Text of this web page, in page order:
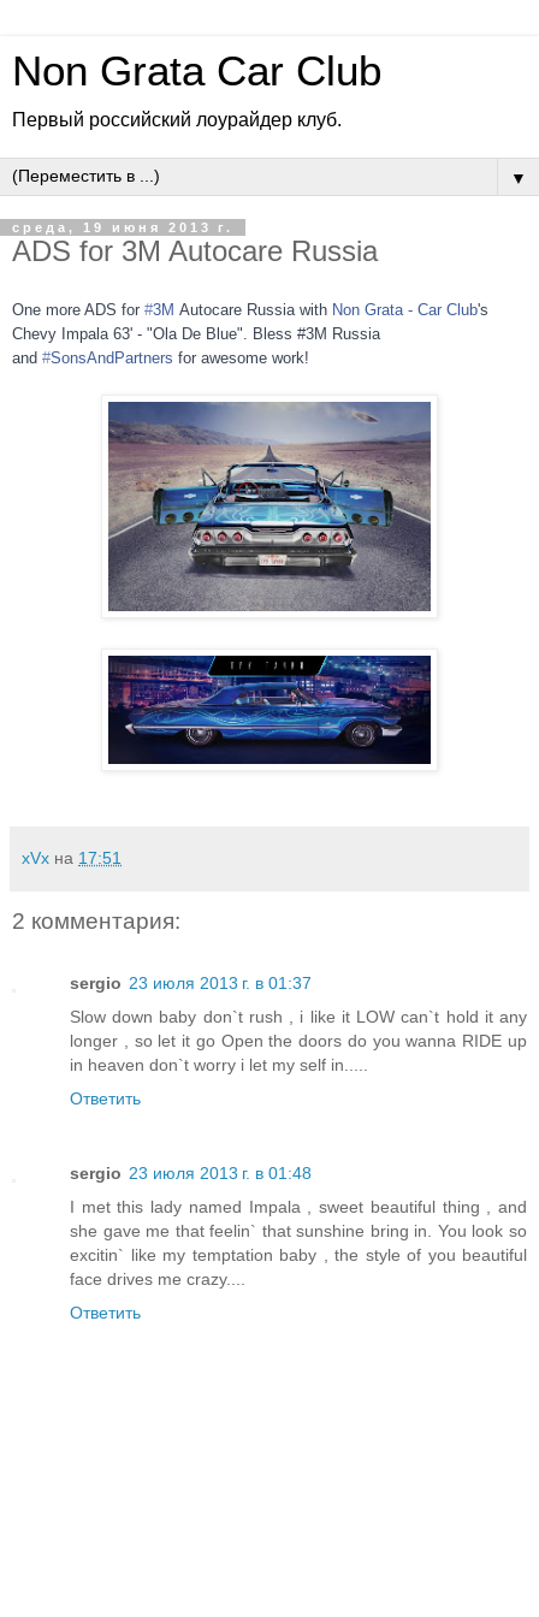
Non Grata Car Club
Первый российский лоурайдер клуб.
▼
среда, 19 июня 2013 г.
ADS for 3M Autocare Russia
One more ADS for #3M Autocare Russia with Non Grata - Car Club's
Chevy Impala 63' - "Ola De Blue". Bless #3M Russia
and #SonsAndPartners for awesome work!
xVx на 17:51
2 комментария:
sergio 23 июля 2013 г. в 01:37
Slow down baby don`t rush , i like it LOW can`t hold it any
longer , so let it go Open the doors do you wanna RIDE up
in heaven don`t worry i let my self in.....
Ответить
sergio 23 июля 2013 г. в 01:48
I met this lady named Impala , sweet beautiful thing , and
she gave me that feelin` that sunshine bring in. You look so
excitin` like my temptation baby , the style of you beautiful
face drives me crazy....
Ответить